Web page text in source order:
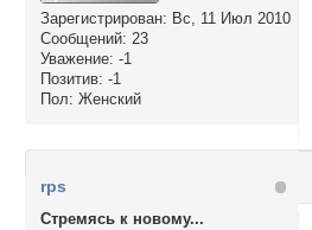
Зарегистрирован: Вс, 11 Июл 2010
Сообщений: 23
Уважение: -1
Позитив: -1
Пол: Женский
rps
Стремясь к новому...